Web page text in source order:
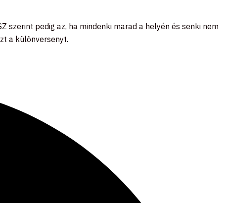
szerint pedig az, ha mindenki marad a helyén és senki nem
a különversenyt.